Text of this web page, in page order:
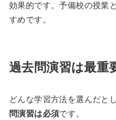
効果的です。予備校の授業
すめです。
過去問演習は最重
どんな学習方法を選んだと
問演習は必須です。